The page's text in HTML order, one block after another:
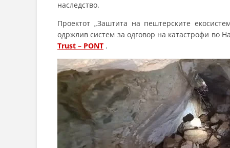
наследство.
Проектот „Заштита на пештерските
одржлив систем за одговор на катастрофи во
Trust – PONT .